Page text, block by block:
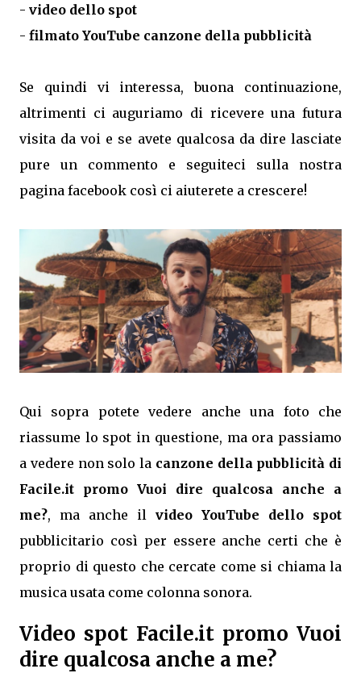
- video dello spot
- filmato YouTube canzone della pubblicità
Se quindi vi interessa, buona continuazione,
altrimenti ci auguriamo di ricevere una futura
visita da voi e se avete qualcosa da dire lasciate
pure un commento e seguiteci sulla nostra
pagina facebook così ci aiuterete a crescere!
Qui sopra potete vedere anche una foto che
riassume lo spot in questione, ma ora passiamo
a vedere non solo la canzone della pubblicità di
Facile.it promo Vuoi dire qualcosa anche a
me?, ma anche il video YouTube dello spot
pubblicitario così per essere anche certi che è
proprio di questo che cercate come si chiama la
musica usata come colonna sonora.
Video spot Facile.it promo Vuoi
dire qualcosa anche a me?